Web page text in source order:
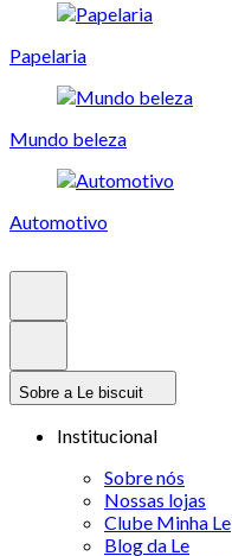
Papelaria
Mundo beleza
Automotivo
Sobre a Le biscuit
Institucional
Sobre nós
Nossas lojas
Clube Minha Le
Blog da Le